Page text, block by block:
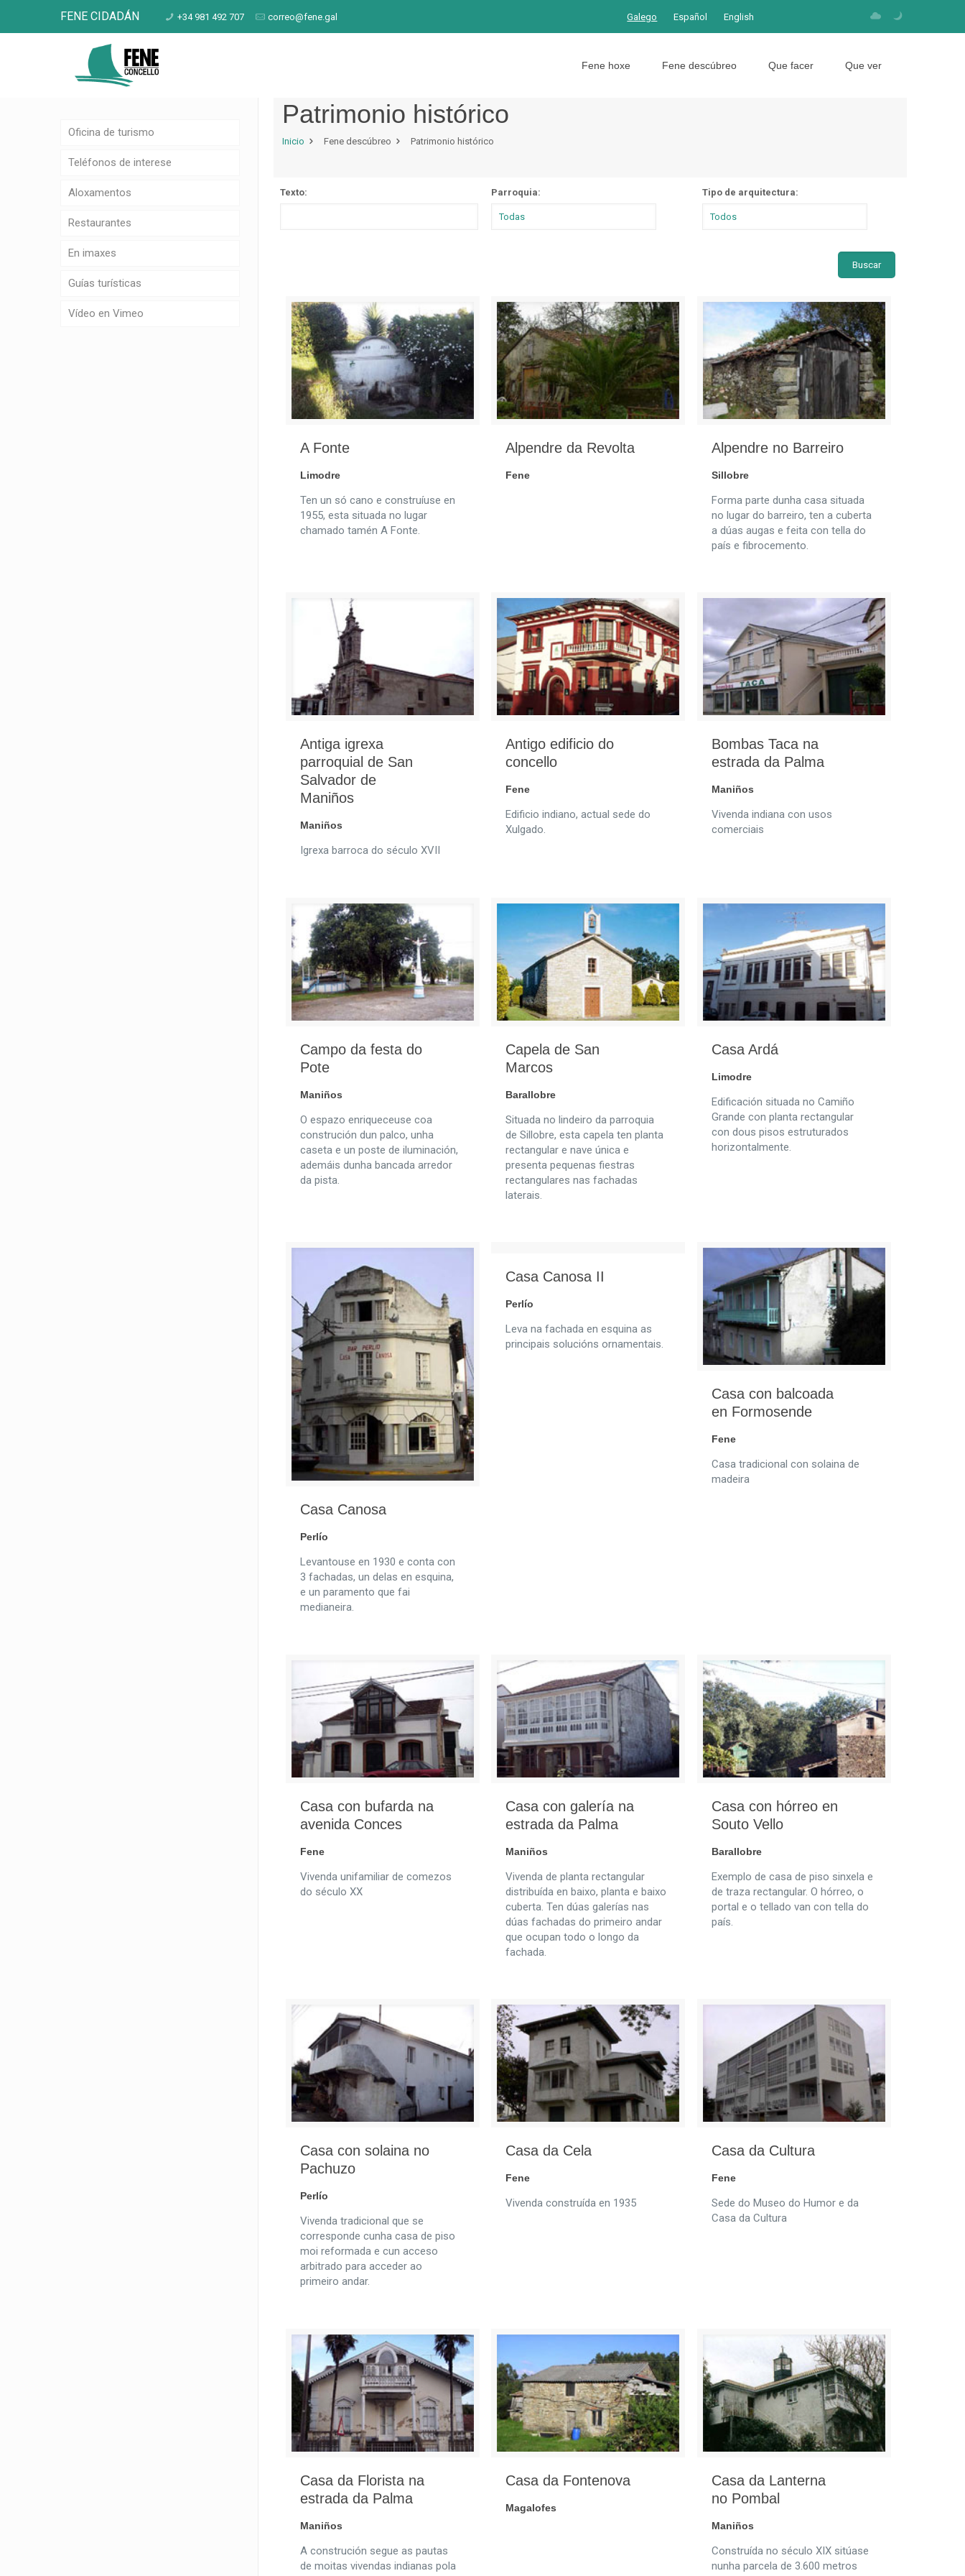
FENE CIDADÁN +34 981 492 707 correo@fene.gal Galego Español English
Fene hoxe Fene descúbreo Que facer Que ver
Patrimonio histórico
Inicio Fene descúbreo Patrimonio histórico
Texto: Parroquia: Tipo de arquitectura:
A Fonte
Limodre
Ten un só cano e construíuse en
1955, esta situada no lugar
chamado tamén A Fonte.
Alpendre da Revolta
Fene
Alpendre no Barreiro
Sillobre
Forma parte dunha casa situada
no lugar do barreiro, ten a cuberta
a dúas augas e feita con tella do
país e fibrocemento.
Antiga igrexa
parroquial de San
Salvador de
Maniños
Maniños
Igrexa barroca do século XVII
Antigo edificio do
concello
Fene
Edificio indiano, actual sede do
Xulgado.
Bombas Taca na
estrada da Palma
Maniños
Vivenda indiana con usos
comerciais
Campo da festa do
Pote
Maniños
O espazo enriqueceuse coa
construción dun palco, unha
caseta e un poste de iluminación,
ademáis dunha bancada arredor
da pista.
Capela de San
Marcos
Barallobre
Situada no lindeiro da parroquia
de Sillobre, esta capela ten planta
rectangular e nave única e
presenta pequenas fiestras
rectangulares nas fachadas
laterais.
Casa Ardá
Limodre
Edificación situada no Camiño
Grande con planta rectangular
con dous pisos estruturados
horizontalmente.
Casa Canosa
Perlío
Levantouse en 1930 e conta con
3 fachadas, un delas en esquina,
e un paramento que fai
medianeira.
Casa Canosa II
Perlío
Leva na fachada en esquina as
principais solucións ornamentais.
Casa con balcoada
en Formosende
Fene
Casa tradicional con solaina de
madeira
Casa con bufarda na
avenida Conces
Fene
Vivenda unifamiliar de comezos
do século XX
Casa con galería na
estrada da Palma
Maniños
Vivenda de planta rectangular
distribuída en baixo, planta e baixo
cuberta. Ten dúas galerías nas
dúas fachadas do primeiro andar
que ocupan todo o longo da
fachada.
Casa con hórreo en
Souto Vello
Barallobre
Exemplo de casa de piso sinxela e
de traza rectangular. O hórreo, o
portal e o tellado van con tella do
país.
Casa con solaina no
Pachuzo
Perlío
Vivenda tradicional que se
corresponde cunha casa de piso
moi reformada e cun acceso
arbitrado para acceder ao
primeiro andar.
Casa da Cela
Fene
Vivenda construída en 1935
Casa da Cultura
Fene
Sede do Museo do Humor e da
Casa da Cultura
Casa da Florista na
estrada da Palma
Maniños
A construción segue as pautas
de moitas vivendas indianas pola
Casa da Fontenova
Magalofes
Casa da Lanterna
no Pombal
Maniños
Construída no século XIX sitúase
nunha parcela de 3.600 metros
Oficina de turismo
Teléfonos de interese
Aloxamentos
Restaurantes
En imaxes
Guías turísticas
Vídeo en Vimeo